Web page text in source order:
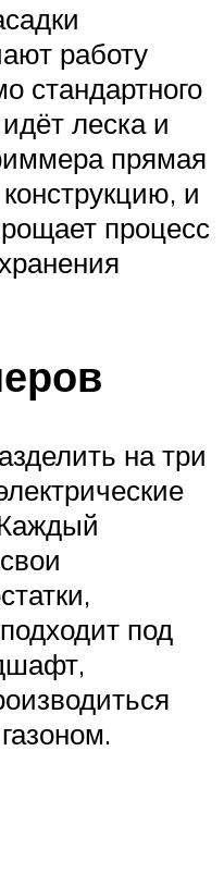
работу
стандартного
леска и
прямая
и
процесс
на три
под